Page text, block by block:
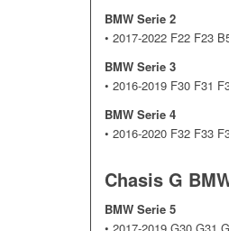
BMW Serie 2
• 2017-2022 F22 F23
BMW Serie 3
• 2016-2019 F30 F31
BMW Serie 4
• 2016-2020 F32 F33
Chasis G
BMW Serie 5